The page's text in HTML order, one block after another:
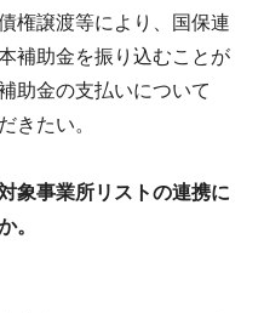
権譲渡等により、国保連
補助金を振り込むことが
助金の支払いについて
きたい。
象事業所リストの連携に
。